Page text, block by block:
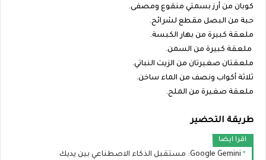
كوبان من أرز بسمتي منقوع ومصفى.
حبة من البصل مقطع لشرائح.
ملعقة كبيرة من بهار الكبسة.
ملعقة كبيرة من السمن.
ملعقتان صغيرتان من الزيت النباتي.
ثلاثة أكواب ونصف من الماء ساخن.
ملعقة صغيرة من الملح.
طريقة التحضير
اقرا ايضا
Google Gemini: مستقبل الذكاء الاصطناعي بين يديك